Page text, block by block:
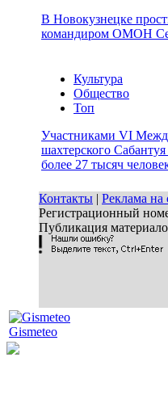
В Новокузнецке
командиром ОМОН
Культура
Общество
Топ
Участниками VI
шахтерского Сабантуя
более 27 тысяч
Контакты | Реклама на
Регистрационный
Публикация
Gismeteo